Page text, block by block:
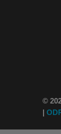
©
|